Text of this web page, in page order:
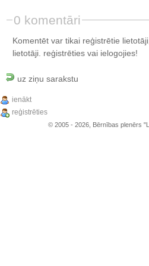
0 komentāri
Komentēt var tikai reģistrētie
lietotāji. reģistrētiesvai ielogojies!
uz ziņu sarakstu
ienākt
reģistrēties
© 2005 - 2026, Bērnības plenērs